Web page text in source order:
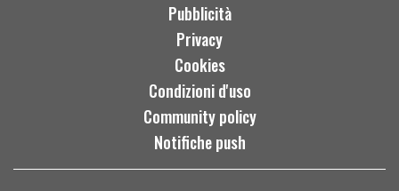
Pubblicità
Privacy
Cookies
Condizioni d'uso
Community policy
Notifiche push